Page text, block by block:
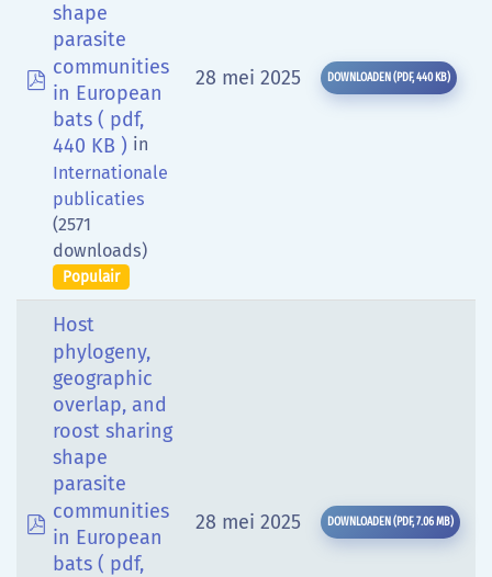
pdf
shape
parasite
communities
in European
bats ( pdf,
440 KB ) in
Internationale
publicaties
(2571
downloads)
Populair
28 mei 2025 DOWNLOADEN (PDF,440 KB)
pdf
Host
phylogeny,
geographic
overlap, and
roost sharing
shape
parasite
communities
in European
bats ( pdf,
28 mei 2025 DOWNLOADEN (PDF,7.06 MB)